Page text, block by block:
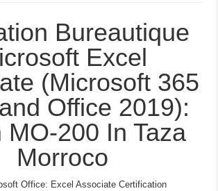
Bureautique
Excel
(Microsoft 365
Office 2019):
MO-200 In Taza
Morroco
Office: Excel Associate Certification